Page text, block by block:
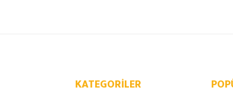
KATEGORILER